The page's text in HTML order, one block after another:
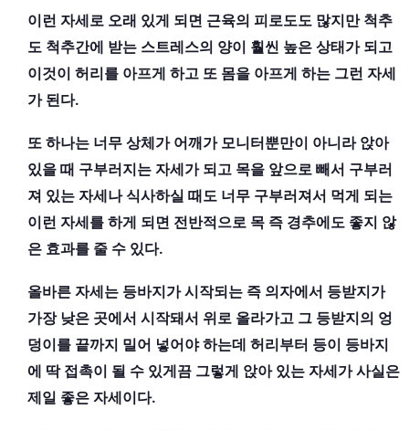
이런 자세로 오래 있게 되면 근육의 피로도도 많지만 척추
도 척추간에 받는 스트레스의 양이 훨씬 높은 상태가 되고
이것이 허리를 아프게 하고 또 몸을 아프게 하는 그런 자세
가 된다.
또 하나는 너무 상체가 어깨가 모니터뿐만이 아니라 앉아
있을 때 구부러지는 자세가 되고 목을 앞으로 빼서 구부러
져 있는 자세나 식사하실 때도 너무 구부러져서 먹게 되는
이런 자세를 하게 되면 전반적으로 목 즉 경추에도 좋지 않
은 효과를 줄 수 있다.
올바른 자세는 등바지가 시작되는 즉 의자에서 등받지가
가장 낮은 곳에서 시작돼서 위로 올라가고 그 등받지의 엉
덩이를 끝까지 밀어 넣어야 하는데 허리부터 등이 등바지
에 딱 접촉이 될 수 있게끔 그렇게 앉아 있는 자세가 사실은
제일 좋은 자세이다.